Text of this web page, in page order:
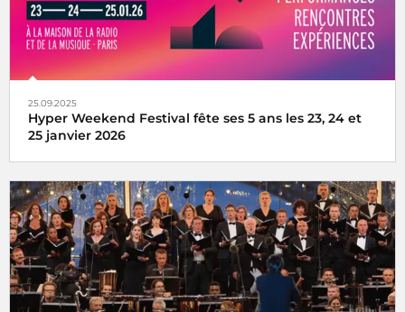
25.09.2025
Hyper Weekend Festival fête ses 5 ans les 23, 24 et
25 janvier 2026
l'Hyper Weekend Festival vous donne rendez-vous à la
Maison de la Radio et de la Musique les 23, 24 et 25 janvier
2026